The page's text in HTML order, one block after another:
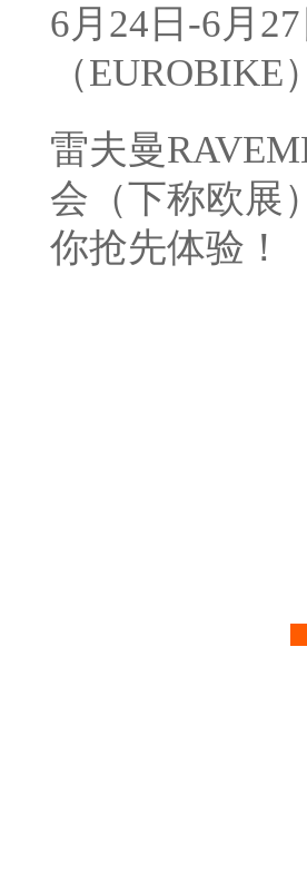
6月24日-6月27
（
雷夫曼
会（下称欧展
你抢先体验！